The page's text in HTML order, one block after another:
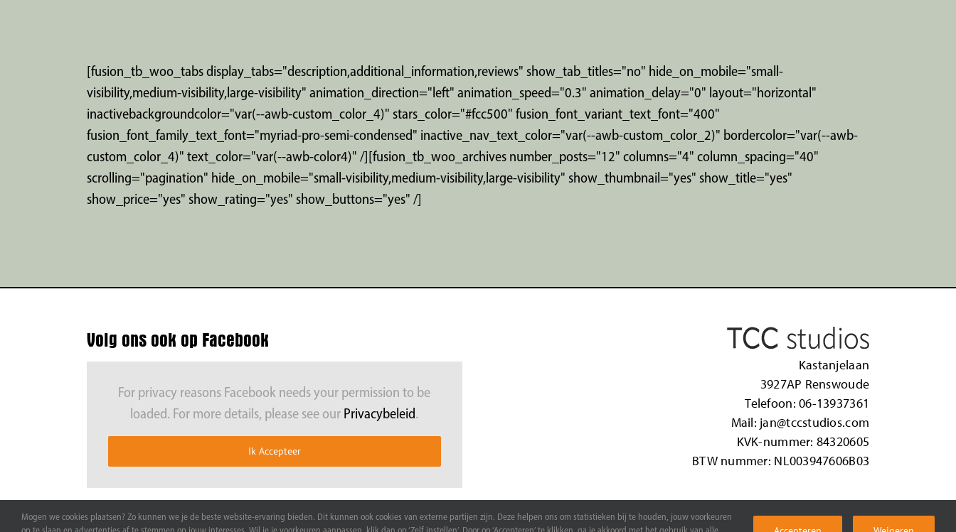
[fusion_tb_woo_tabs display_tabs="description,additional_information,reviews" show_tab_titles="no" hide_on_mobile="small-
visibility,medium-visibility,large-visibility" animation_direction="left" animation_speed="0.3" animation_delay="0" layout="horizontal"
inactivebackgroundcolor="var(--awb-custom_color_4)" stars_color="#fcc500" fusion_font_variant_text_font="400"
fusion_font_family_text_font="myriad-pro-semi-condensed" inactive_nav_text_color="var(--awb-custom_color_2)" bordercolor="var(--awb-
custom_color_4)" text_color="var(--awb-color4)" /][fusion_tb_woo_archives number_posts="12" columns="4" column_spacing="40"
scrolling="pagination" hide_on_mobile="small-visibility,medium-visibility,large-visibility" show_thumbnail="yes" show_title="yes"
show_price="yes" show_rating="yes" show_buttons="yes" /]
Volg ons ook op Facebook
For privacy reasons Facebook needs your permission to be
loaded. For more details, please see our Privacybeleid.
Ik Accepteer
Kastanjelaan
3927AP Renswoude
Telefoon:06-13937361
Mail: jan@tccstudios.com
KVK-nummer: 84320605
BTW nummer: NL003947606B03
Mogen we cookies plaatsen? Zo kunnen we je de beste website-ervaring bieden. Dit kunnen ook cookies van externe partijen zijn. Deze helpen ons om statistieken bij te houden, jouw voorkeuren